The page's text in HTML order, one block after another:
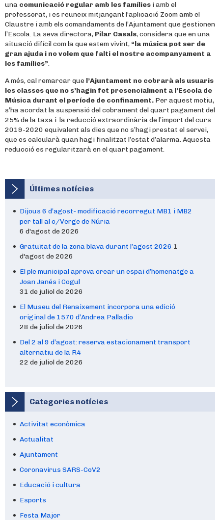
una comunicació regular amb les famílies i amb el
professorat, i es reuneix mitjançant l‘aplicació Zoom amb el
Claustre i amb els comandaments de l’Ajuntament que gestionen
l’Escola. La seva directora, Pilar Casals, considera que en una
situació difícil com la que estem vivint, “la música pot ser de
gran ajuda i no volem que falti el nostre acompanyament a
les famílies”.
A més, cal remarcar que l’Ajuntament no cobrarà als usuaris
les classes que no s’hagin fet presencialment a l’Escola de
Música durant el període de confinament. Per aquest motiu,
s’ha acordat la suspensió del cobrament del quart pagament del
25% de la taxa i la reducció extraordinària de l’import del curs
2019-2020 equivalent als dies que no s’hagi prestat el servei,
que es calcularà quan hagi finalitzat l’estat d’alarma. Aquesta
reducció es regularitzarà en el quart pagament.
Últimes notícies
Dijous 6 d’agost- modificació recorregut MB1 i MB2
per tall al c/Verge de Núria
6 d'agost de 2026
Gratuïtat de la zona blava durant l’agost 2026 1
d'agost de 2026
El ple municipal aprova crear un espai d’homenatge a
Joan Janés i Cogul
31 de juliol de 2026
El Museu del Renaixement incorpora una edició
original de 1570 d’Andrea Palladio
28 de juliol de 2026
Del 2 al 9 d’agost: reserva estacionament transport
alternatiu de la R4
22 de juliol de 2026
Categories notícies
Activitat econòmica
Actualitat
Ajuntament
Coronavirus SARS-CoV2
Educació i cultura
Esports
Festa Major